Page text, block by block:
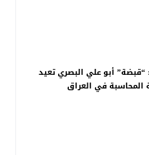
أبو علي البصري تعيد
المحاسبة في العراق